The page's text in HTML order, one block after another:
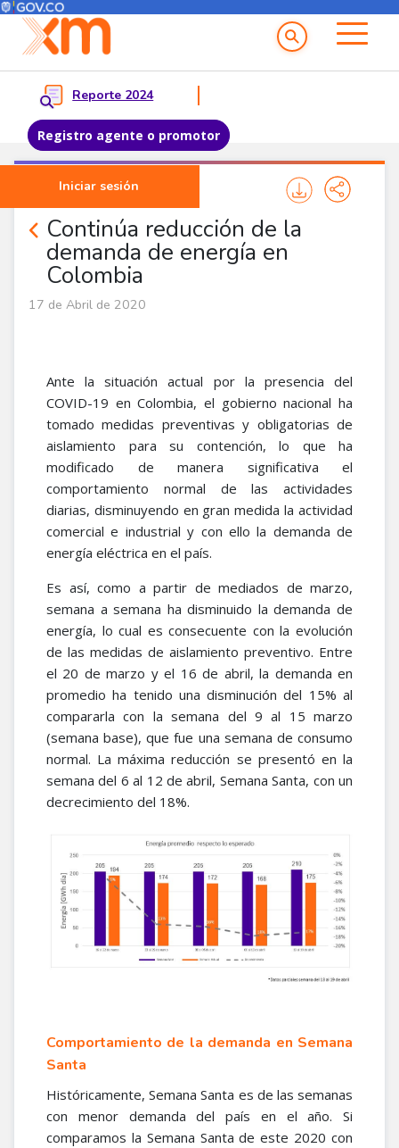
Pasar al contenido principal
Menú del Usuario
Reporte 2024
Registro agente o promotor
Iniciar sesión
Menu principal
Continúa reducción de la
demanda de energía en
Colombia
Comunicados
17 de Abril de 2020
Ante la situación actual por la presencia del
COVID-19 en Colombia, el gobierno nacional ha
tomado medidas preventivas y obligatorias de
aislamiento para su contención, lo que ha
modificado de manera significativa el
comportamiento normal de las actividades
diarias, disminuyendo en gran medida la actividad
comercial e industrial y con ello la demanda de
energía eléctrica en el país.
Es así, como a partir de mediados de marzo,
semana a semana ha disminuido la demanda de
energía, lo cual es consecuente con la evolución
de las medidas de aislamiento preventivo. Entre
el 20 de marzo y el 16 de abril, la demanda en
promedio ha tenido una disminución del 15% al
compararla con la semana del 9 al 15 marzo
(semana base), que fue una semana de consumo
normal. La máxima reducción se presentó en la
semana del 6 al 12 de abril, Semana Santa, con un
decrecimiento del 18%.
Comportamiento de la demanda en Semana
Santa
Históricamente, Semana Santa es de las semanas
con menor demanda del país en el año. Si
comparamos la Semana Santa de este 2020 con